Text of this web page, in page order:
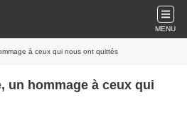
MENU
à ceux qui nous ont quittés
un hommage à ceux qui